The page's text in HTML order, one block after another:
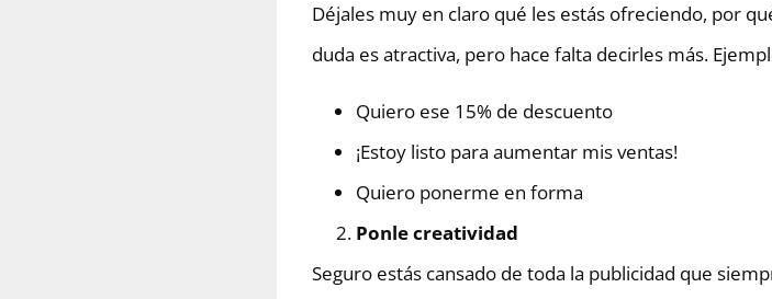
Déjales muy en claro qué les estás ofreciendo, por
duda es atractiva, pero hace falta decirles más.
Quiero ese 15% de descuento
¡Estoy listo para aumentar mis ventas!
Quiero ponerme en forma
Ponle creatividad
Seguro estás cansado de toda la publicidad que